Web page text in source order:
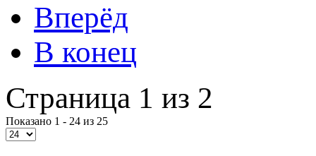
Вперёд
В конец
Страница 1 из 2
Показано 1 - 24 из 25